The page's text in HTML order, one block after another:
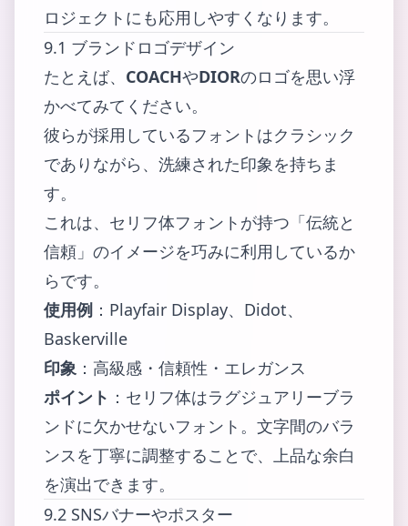
ロジェクトにも応用しやすくなります。
9.1 ブランドロゴデザイン
たとえば、 COACHやDIORのロゴを思い浮
かべてみてください。
彼らが採用しているフォントはクラシック
でありながら、洗練された印象を持ちま
す。
これは、セリフ体フォントが持つ「伝統と
信頼」のイメージを巧みに利用しているか
らです。
使用例 ：Playfair Display、Didot、
Baskerville
印象 ：高級感・信頼性・エレガンス
ポイント ：セリフ体はラグジュアリーブラ
ンドに欠かせないフォント。文字間のバラ
ンスを丁寧に調整することで、上品な余白
を演出できます。
9.2 SNSバナーやポスター